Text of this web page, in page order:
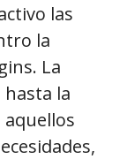
las
la
La
hasta la